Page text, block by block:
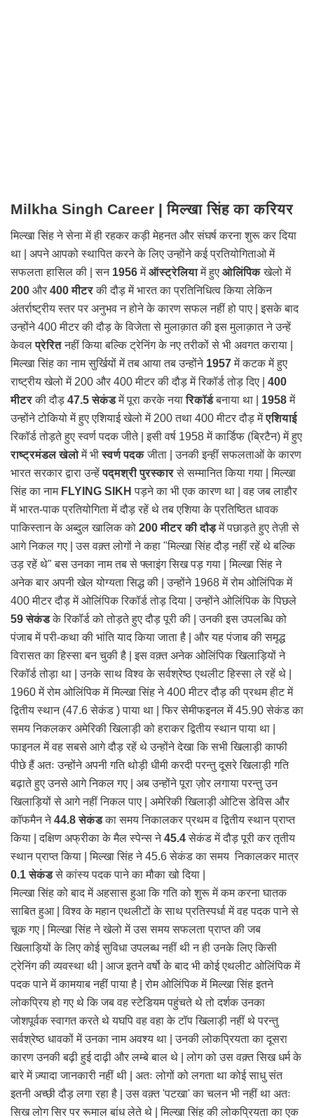
Milkha Singh Career | मिल्खा सिंह का करियर
मिल्खा सिंह ने सेना में ही रहकर कड़ी मेहनत और संघर्ष करना शुरू कर दिया
था | अपने आपको स्थापित करने के लिए उन्होंने कई प्रतियोगिताओ में
सफलता हासिल की | सन 1956मेंऑस्ट्रेलियामें हुए ओलिंपिकखेलो में
200 और 400 मीटरकी दौड़ में भारत का प्रतिनिधित्व किया लेकिन
अंतर्राष्ट्रीय स्तर पर अनुभव न होने के कारण सफल नहीं हो पाए | इसके बाद
उन्होंने 400 मीटर की दौड़ के विजेता से मुलाक़ात की इस मुलाक़ात ने उन्हें
केवलप्रेरितनहीं किया बल्कि ट्रेनिंग के नए तरीकों से भी अवगत कराया |
मिल्खा सिंह का नाम सुर्खियों में तब आया तब उन्होंने 1957में कटक में हुए
राष्ट्रीय खेलो में 200 और 400 मीटर की दौड़ में रिकॉर्ड तोड़ दिए | 400
मीटरकी दौड़ 47.5 सेकंडमें पूरा करके नयारिकॉर्डबनाया था | 1958में
उन्होंने टोकियो में हुए एशियाई खेलो में 200 तथा 400 मीटर दौड़ मेंएशियाई
रिकॉर्ड तोड़ते हुए स्वर्ण पदक जीते | इसी वर्ष 1958 में कार्डिफ (ब्रिटैन) में हुए
राष्ट्रमंडल खेलोमें भीस्वर्ण पदकजीता | उनकी इन्हीं सफलताओं के कारण
भारत सरकार द्वारा उन्हेंपद्मश्री पुरस्कारसे सम्मानित किया गया | मिल्खा
सिंह का नाम FLYING SIKH पड़ने का भी एक कारण था | वह जब लाहौर
में भारत-पाक प्रतियोगिता में दौड़ रहें थे तब एशिया के प्रतिष्ठित धावक
पाकिस्तान के अब्दुल खालिक को 200 मीटर की दौड़में पछाड़ते हुए तेज़ी से
आगे निकल गए | उस वक़्त लोगों ने कहा "मिल्खा सिंह दौड़ नहीं रहें थे बल्कि
उड़ रहें थे" बस उनका नाम तब से फ्लाइंग सिख पड़ गया | मिल्खा सिंह ने
अनेक बार अपनी खेल योग्यता सिद्ध की | उन्होंने 1968 में रोम ओलिंपिक में
400 मीटर दौड़ में ओलिंपिक रिकॉर्ड तोड़ दिया | उन्होंने ओलिंपिक के पिछले
59 सेकंडके रिकॉर्ड को तोड़ते हुए दौड़ पूरी की | उनकी इस उपलब्धि को
पंजाब में परी-कथा की भांति याद किया जाता है | और यह पंजाब की समृद्ध
विरासत का हिस्सा बन चुकी है | इस वक़्त अनेक ओलिंपिक खिलाड़ियों ने
रिकॉर्ड तोड़ा था | उनके साथ विश्व के सर्वश्रेष्ठ एथलीट हिस्सा ले रहें थे |
1960 में रोम ओलिंपिक में मिल्खा सिंह ने 400 मीटर दौड़ की प्रथम हीट में
द्वितीय स्थान (47.6 सेकंड ) पाया था | फिर सेमीफइनल में 45.90 सेकंड का
समय निकलकर अमेरिकी खिलाड़ी को हराकर द्वितीय स्थान पाया था |
फाइनल में वह सबसे आगे दौड़ रहें थे उन्होंने देखा कि सभी खिलाड़ी काफी
पीछे हैं अतः उन्होंने अपनी गति थोड़ी धीमी करदी परन्तु दूसरे खिलाड़ी गति
बढ़ाते हुए उनसे आगे निकल गए | अब उन्होंने पूरा ज़ोर लगाया परन्तु उन
खिलाड़ियों से आगे नहीं निकल पाए | अमेरिकी खिलाड़ी ओटिस डेविस और
कॉफमैन ने44.8 सेकंडका समय निकालकर प्रथम व द्वितीय स्थान प्राप्त
किया | दक्षिण अफ्रीका के मैल स्पेन्स ने45.4सेकंड में दौड़ पूरी कर तृतीय
स्थान प्राप्त किया | मिल्खा सिंह ने 45.6 सेकंड का समय निकालकर मात्र
0.1 सेकंडसे कांस्य पदक पाने का मौका खो दिया |
मिल्खा सिंह को बाद में अहसास हुआ कि गति को शुरू में कम करना घातक
साबित हुआ | विश्व के महान एथलीटों के साथ प्रतिस्पर्धा में वह पदक पाने से
चूक गए | मिल्खा सिंह ने खेलो में उस समय सफलता प्राप्त की जब
खिलाड़ियों के लिए कोई सुविधा उपलब्ध नहीं थी न ही उनके लिए किसी
ट्रेनिंग की व्यवस्था थी | आज इतने वर्षो के बाद भी कोई एथलीट ओलिंपिक में
पदक पाने में कामयाब नहीं पाया है | रोम ओलिंपिक में मिल्खा सिंह इतने
लोकप्रिय हो गए थे कि जब वह स्टेडियम पहुंचते थे तो दर्शक उनका
जोशपूर्वक स्वागत करते थे यघपि वह वहा के टॉप खिलाड़ी नहीं थे परन्तु
सर्वश्रेष्ठ धावकों में उनका नाम अवश्य था | उनकी लोकप्रियता का दूसरा
कारण उनकी बढ़ी हुई दाढ़ी और लम्बे बाल थे | लोग को उस वक़्त सिख धर्म के
बारे में ज़्यादा जानकारी नहीं थी | अतः लोगों को लगता था कोई साधु संत
इतनी अच्छी दौड़ लगा रहा है | उस वक़्त 'पटखा' का चलन भी नहीं था अतः
सिख लोग सिर पर रूमाल बांध लेते थे | मिल्खा सिंह की लोकप्रियता का एक